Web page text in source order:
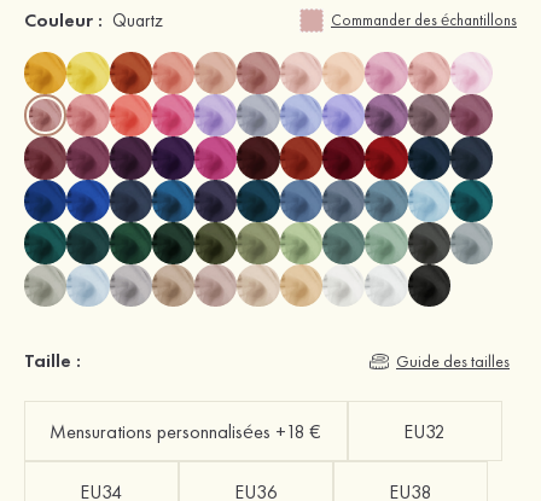
Couleur : Quartz Commander des échantillons
Taille : Guide des tailles
Mensurations personnalisées +18 € EU32
EU34 EU36 EU38